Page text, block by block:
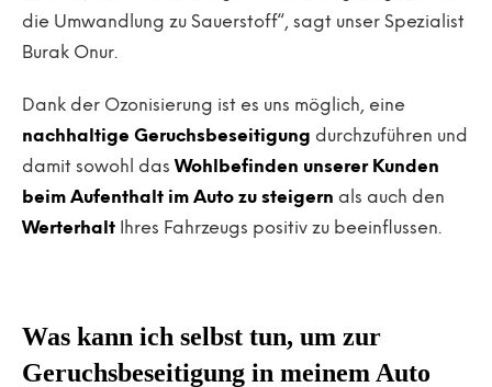
die Umwandlung zu Sauerstoff“, sagt unser Spezialist
Burak Onur.
Dank der Ozonisierung ist es uns möglich, eine
nachhaltige Geruchsbeseitigung durchzuführen und
damit sowohl das Wohlbefinden unserer Kunden
beim Aufenthalt im Auto zu steigern als auch den
Werterhalt Ihres Fahrzeugs positiv zu beeinflussen.
Was kann ich selbst tun, um zur
Geruchsbeseitigung in meinem Auto